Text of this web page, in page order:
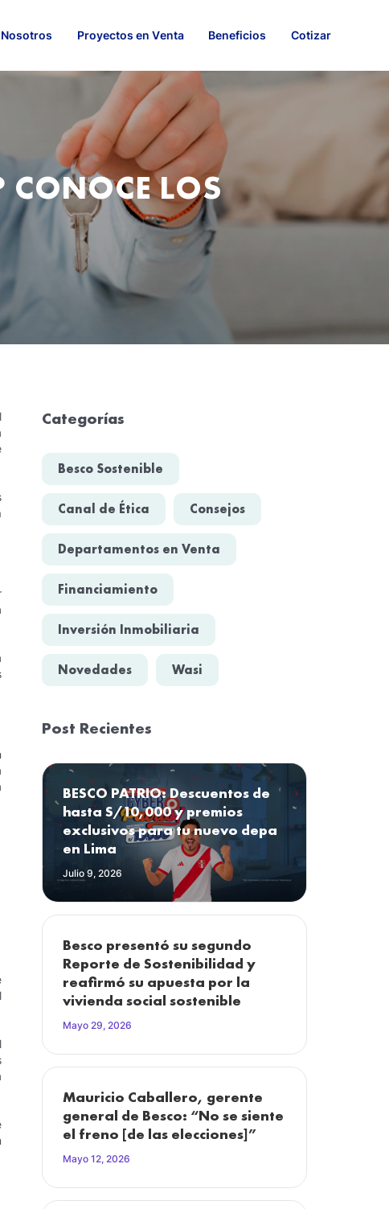
Nosotros Proyectos en Venta Beneficios Cotizar
LOS
Categorías
Besco Sostenible
Canal de Ética Consejos
Departamentos en Venta
Financiamiento
Inversión Inmobiliaria
Novedades Wasi
Post Recientes
BESCO PATRIO: Descuentos de
hasta S/10,000 y premios
exclusivos para tu nuevo depa
en Lima
Julio 9, 2026
Besco presentó su segundo
Reporte de Sostenibilidad y
reafirmó su apuesta por la
vivienda social sostenible
Mayo 29, 2026
Mauricio Caballero, gerente
general de Besco: “No se siente
el freno [de las elecciones]”
Mayo 12, 2026